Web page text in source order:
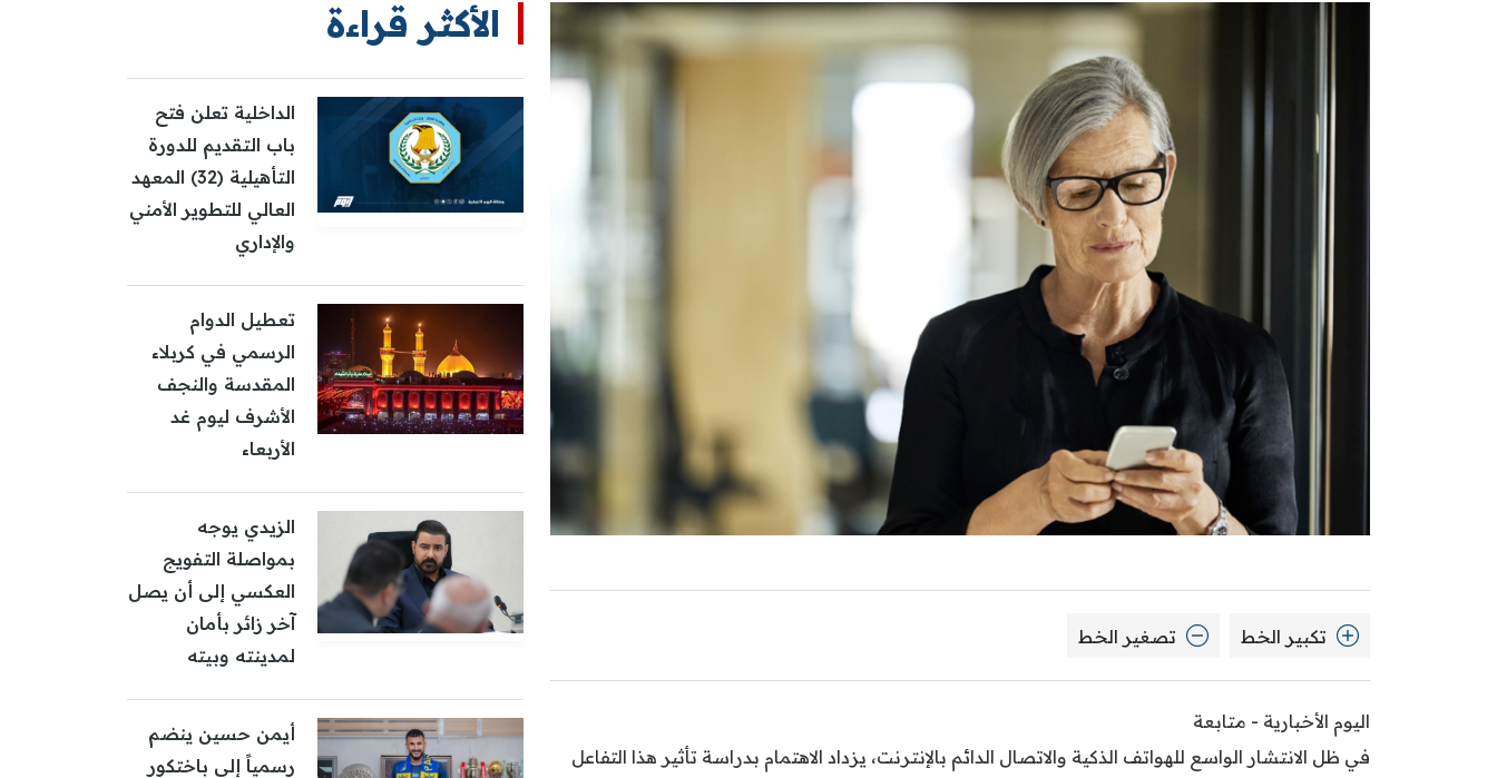
تكبير الخط تصغير الخط
اليوم الأخبارية - متابعة
في ظل الانتشار الواسع للهواتف الذكية والاتصال الدائم بالإنترنت، يزداد الاهتمام بدراسة تأثير هذا التفاعل
الأكثر قراءة
الداخلية تعلن فتح
باب التقديم للدورة
التأهيلية (32) المعهد
العالي للتطوير الأمني
والإداري
تعطيل الدوام
الرسمي في كربلاء
المقدسة والنجف
الأشرف ليوم غد
الأربعاء
الزيدي يوجه
بمواصلة التفويج
العكسي إلى أن يصل
آخر زائر بأمان
لمدينته وبيته
أيمن حسين ينضم
رسمياً إلى باختكور